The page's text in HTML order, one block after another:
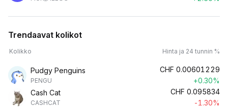
Trendaavat kolikot
Kolikko Hinta ja 24 tunnin %
Pudgy Penguins
PENGU
CHF 0.00601229
+0.30%
Cash Cat
CASHCAT
CHF 0.095834
-1.30%